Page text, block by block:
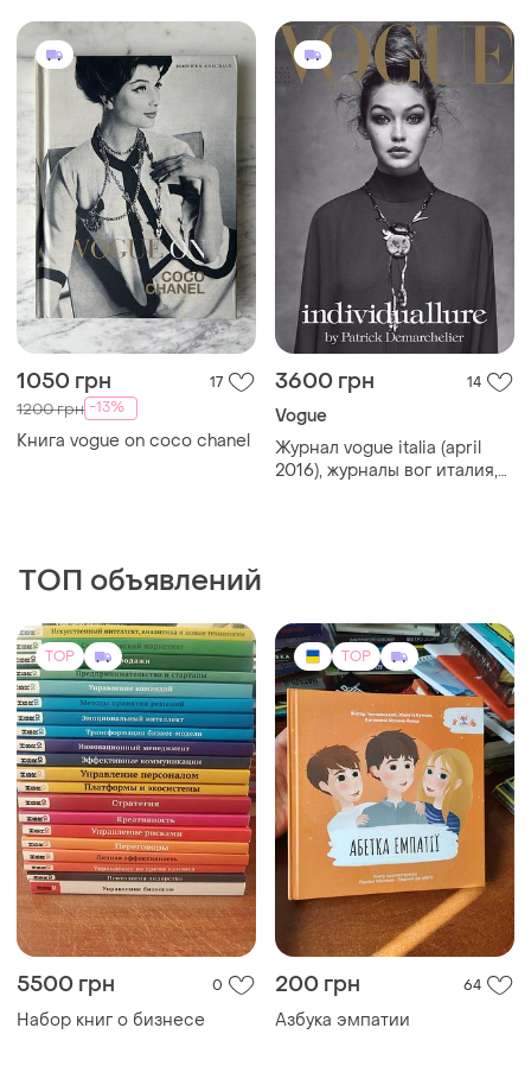
1050 грн 17
1200 грн -13%
Книга vogue on coco chanel
3600 грн 14
Vogue
Журнал vogue italia (april
2016), журналы вог италия,
ТОП объявлений
TOP
5500 грн 0
Набор книг о бизнесе
TOP
200 грн 64
Азбука эмпатии